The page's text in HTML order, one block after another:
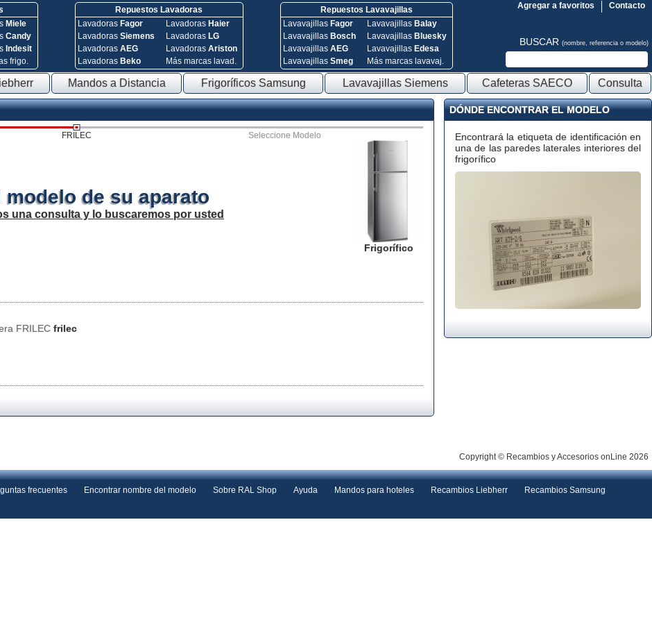
Miele
Candy
Indesit
frigo.
Repuestos Lavadoras
Lavadoras Fagor
Lavadoras Siemens
Lavadoras AEG
Lavadoras Beko
Lavadoras Haier
Lavadoras LG
Lavadoras Ariston
Más marcas lavad.
Repuestos Lavavajillas
Lavavajillas Fagor
Lavavajillas Bosch
Lavavajillas AEG
Lavavajillas Smeg
Lavavajillas Balay
Lavavajillas Bluesky
Lavavajillas Edesa
Más marcas lavavaj.
Contacto
Agregar a favoritos
BUSCAR (nombre, referencia o modelo)
Mandos a Distancia Frigoríficos Samsung Lavavajillas Siemens Cafeteras SAECO Consulta
FRILEC Seleccione Modelo
Frigorífico
de su aparato
una consulta y lo buscaremos por usted
FRILEC frilec
DÓNDE ENCONTRAR EL MODELO
Encontrará la etiqueta de identificación en
una de las paredes laterales interiores del
frigorífico
Copyright © Recambios y Accesorios onLine 2026
frecuentes Encontrar nombre del modelo Sobre RAL Shop Ayuda Mandos para hoteles Recambios Liebherr
Recambios Samsung